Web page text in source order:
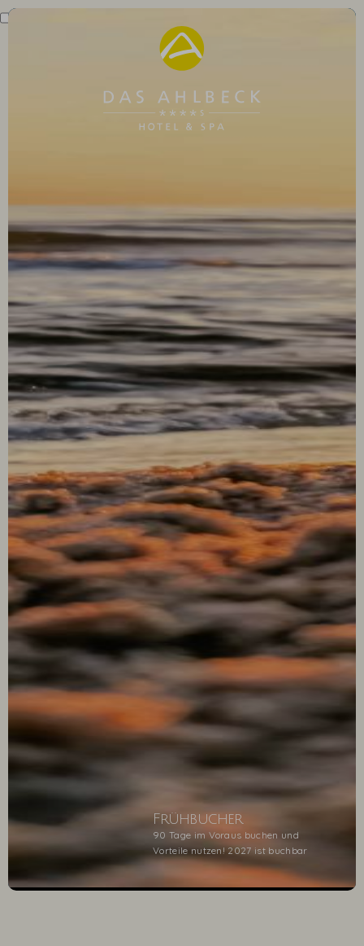
Frühbucher
90 Tage im Voraus buchen und
Vorteile nutzen! 2027 ist buchbar